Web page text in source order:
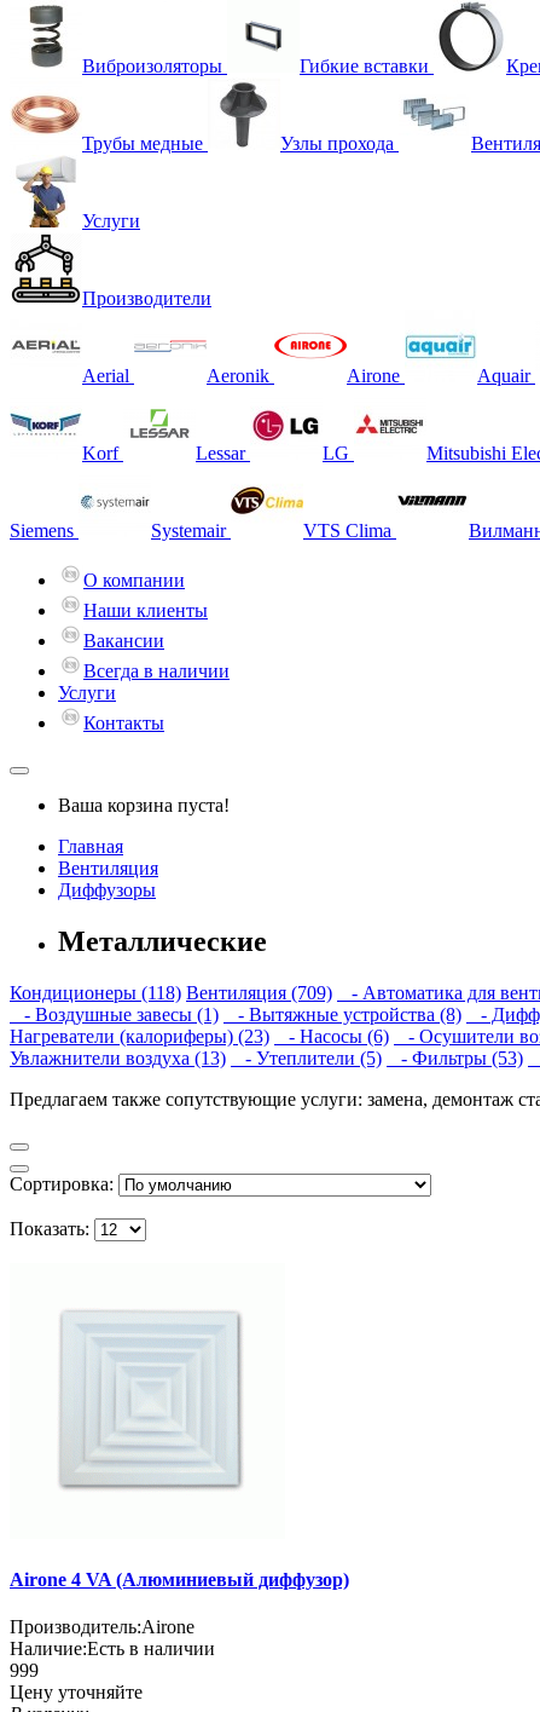
Виброизоляторы Гибкие вставки
Трубы медные Узлы прохода
Услуги
Производители
Aerial Aeronik Airone Aquair
Korf Lessar LG Mitsubishi
Siemens Systemair VTS Clima
О компании
Наши клиенты
Вакансии
Всегда в наличии
Услуги
Контакты
Ваша корзина пуста!
Главная
Вентиляция
Диффузоры
Металлические
Кондиционеры (118) Вентиляция (709) - Автоматика для
- Воздушные завесы (1)
- Вытяжные устройства (8) -
Нагреватели (калориферы) (23)
- Насосы (6) - Осушители
Увлажнители воздуха (13)
- Утеплители (5) - Фильтры (53)
Предлагаем также сопутствующие услуги: замена, демонтаж
Сортировка:
Показать:
Airone 4 VA (Алюминиевый диффузор)
Производитель:Airone
Наличие:Есть в наличии
999
Цену уточняйте